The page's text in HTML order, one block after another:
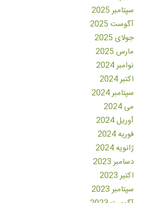
سپتامبر 2025
آگوست 2025
جولای 2025
مارس 2025
نوامبر 2024
اکتبر 2024
سپتامبر 2024
می 2024
آوریل 2024
فوریه 2024
ژانویه 2024
دسامبر 2023
اکتبر 2023
سپتامبر 2023